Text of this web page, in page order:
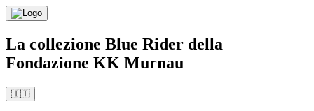
La collezione Blue Rider della
Fondazione KK Murnau
🇮🇹